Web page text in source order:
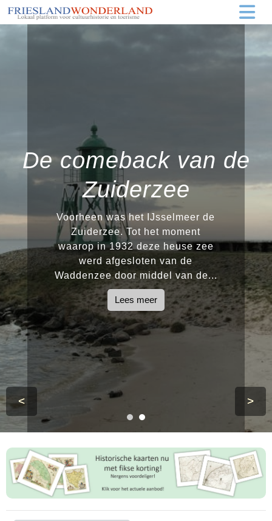
De comeback van de
Zuiderzee
Voorheen was het IJsselmeer de
Zuiderzee. Tot het moment
waarop in 1932 deze heuse zee
werd afgesloten van de
Waddenzee door middel van de...
Lees meer
< >